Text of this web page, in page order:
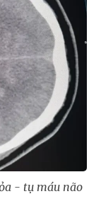
- tụ máu não